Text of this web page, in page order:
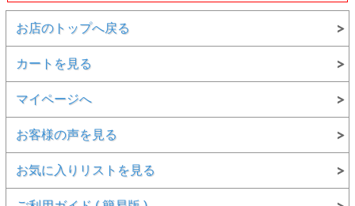
お店のトップへ戻る
カートを見る
マイページへ
お客様の声を見る
お気に入りリストを見る